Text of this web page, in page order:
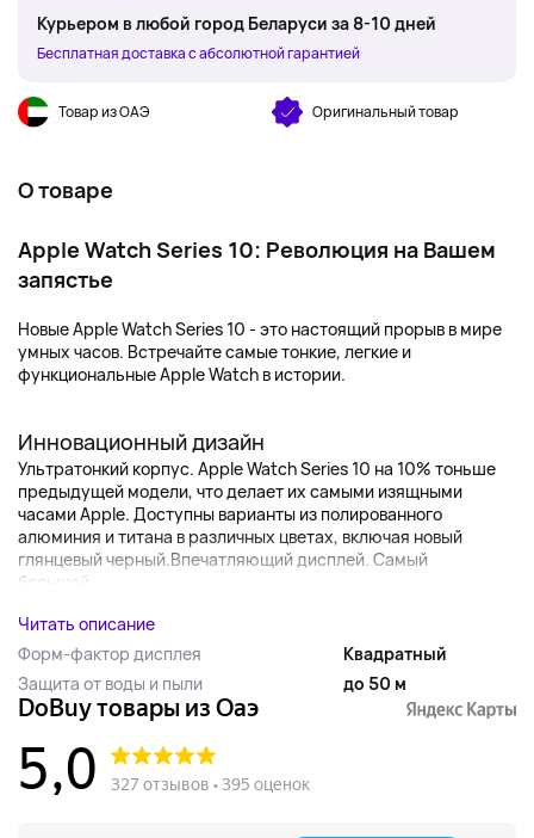
Курьером в любой город Беларуси за 8-10 дней
Бесплатная доставка с абсолютной гарантией
Товар из ОАЭ Оригинальный товар
О товаре
Apple Watch Series 10: Революция на Вашем
запястье
Новые Apple Watch Series 10 - это настоящий прорыв в мире
умных часов. Встречайте самые тонкие, легкие и
функциональные Apple Watch в истории.
Инновационный дизайн
Ультратонкий корпус. Apple Watch Series 10 на 10% тоньше
предыдущей модели, что делает их самыми изящными
часами Apple. Доступны варианты из полированного
алюминия и титана в различных цветах, включая новый
глянцевый черный.Впечатляющий дисплей. Самый
большой...
Читать описание
Форм-фактор дисплея
Квадратный
Защита от воды и пыли
до 50 м